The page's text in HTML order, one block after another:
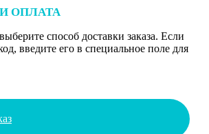
ОПЛАТА
способ доставки заказа. Если
введите его в специальное поле для